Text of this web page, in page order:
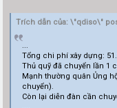
Trích dẫn của: \"qdiso\"
...
Tổng chi phí xây dựng:
Thủ quỹ đã chuyển lần 1
Mạnh thường quân Ủng
chuyển).
Còn lại diễn đàn cần